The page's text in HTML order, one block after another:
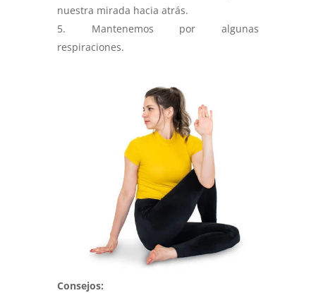
nuestra mirada hacia atrás.
Mantenemos por algunas
respiraciones.
Consejos: